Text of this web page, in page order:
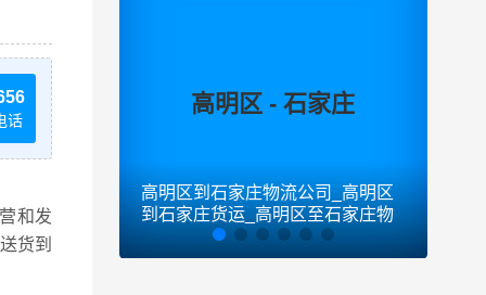
话
和发
货到
高明区 - 石家庄
高明区到石家庄物流公司_高明区
到石家庄货运_高明区至石家庄物